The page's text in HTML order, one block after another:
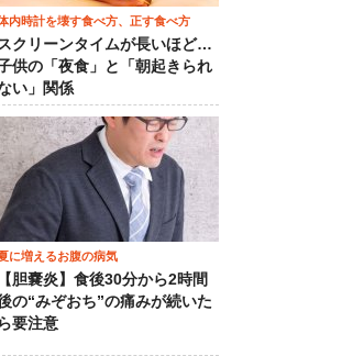
内時計を壊す食べ方、正す食べ方
クリーンタイムが長いほど…
供の「夜食」と「朝起きられ
い」関係
に増えるお腹の病気
【胆嚢炎】食後30分から2時間
の“みぞおち”の痛みが続いた
ら要注意